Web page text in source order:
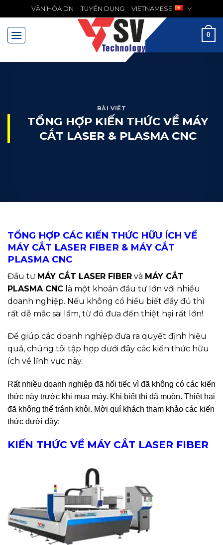
đến
nội
dung
VĂN HÓA DN TUYỂN DỤNG VIETNAMESE
0
BÀI VIẾT
TỔNG HỢP KIẾN THỨC VỀ MÁY
CẮT LASER & PLASMA CNC
TỔNG HỢP CÁC KIẾN THỨC HỮU ÍCH VỀ
MÁY CẮT LASER FIBER & MÁY CẮT
PLASMA CNC
Đầu tư MÁY CẮT LASER FIBER và MÁY CẮT
PLASMA CNC là một khoản đầu tư lớn với nhiều
doanh nghiệp. Nếu không có hiểu biết đầy đủ thì
rất dễ mắc sai lầm, từ đó đưa đến thiệt hại rất lớn!
Để giúp các doanh nghiệp đưa ra quyết định hiệu
quả, chúng tôi tập hợp dưới đây các kiến thức hữu
ích về lĩnh vực này.
Rất nhiều doanh nghiệp đã hối tiếc vì đã không có các kiến
thức này trước khi mua máy. Khi biết thì đã muộn. Thiệt hại
đã không thể tránh khỏi. Mời quí khách tham khảo các kiến
thức dưới đây:
KIẾN THỨC VỀ MÁY CẮT LASER FIBER
MENU